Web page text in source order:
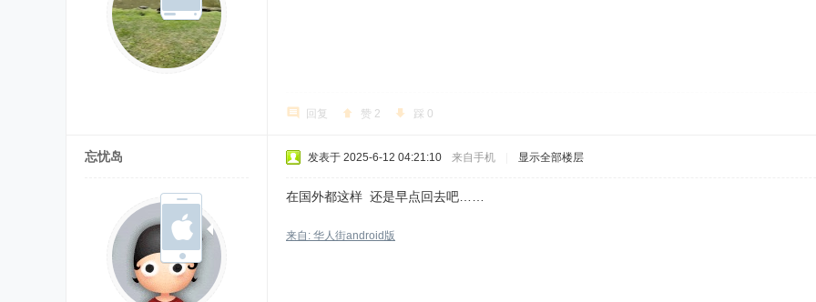
回复 赞 2 踩 0
忘忧岛 发表于 2025-6-12 04:21:10 来自手机 显示全部楼层
在国外都这样 还是早点回去吧……
来自: 华人街android版